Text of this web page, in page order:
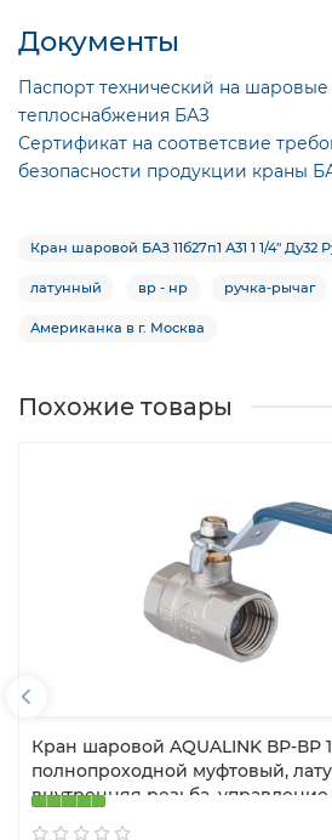
Документы
Паспорт технический на
теплоснабжения БАЗ
Сертификат на соответсвие
безопасности продукции краны
Кран шаровой БАЗ 11б27п1 А31 1 1/4″
латунный вр - нр ручка-рычаг
Американка в г. Москва
Похожие товары
Кран шаровой AQUALINK ВР-ВР 1
полнопроходной муфтовый,
внутренняя резьба,